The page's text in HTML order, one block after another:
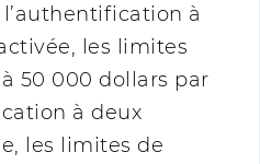
à
les limites
50 000 dollars par
à deux
les limites de